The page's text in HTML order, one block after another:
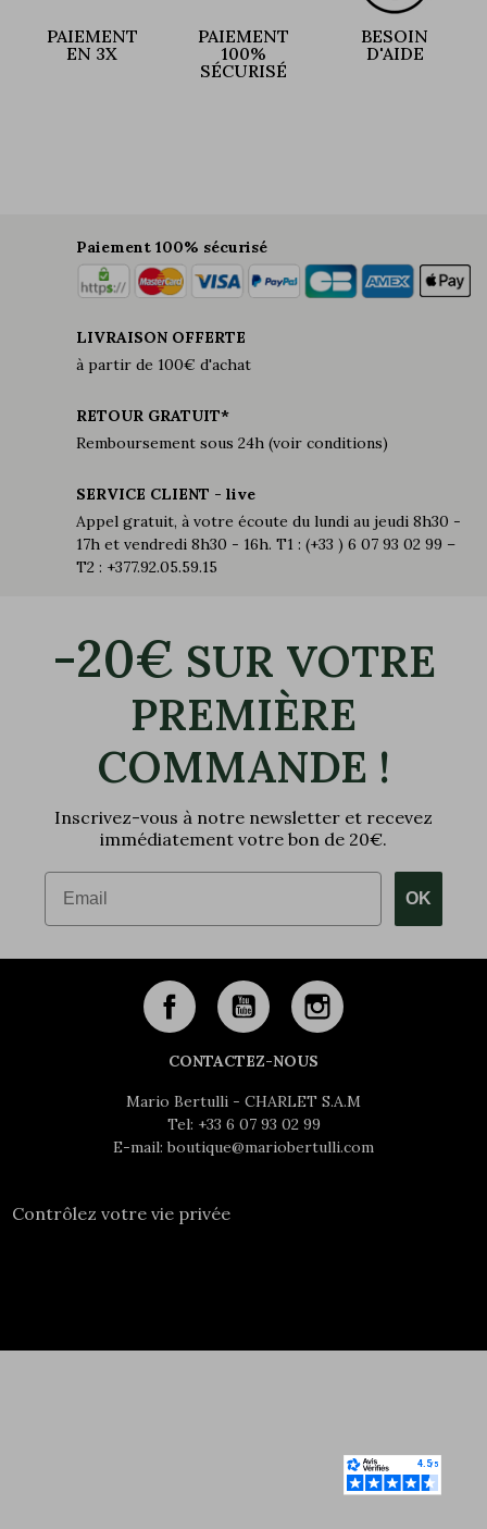
PAIEMENT
EN 3X
PAIEMENT
100%
SÉCURISÉ
BESOIN
D'AIDE
Paiement 100% sécurisé
LIVRAISON OFFERTE
à partir de 100€ d'achat
RETOUR GRATUIT*
Remboursement sous 24h (voir conditions)
SERVICE CLIENT - live
Appel gratuit, à votre écoute du lundi au jeudi 8h30 -
17h et vendredi 8h30 - 16h. T1 : (+33 ) 6 07 93 02 99 –
T2 : +377.92.05.59.15
-20€ SUR VOTRE
PREMIÈRE
COMMANDE !
Inscrivez-vous à notre newsletter et recevez
immédiatement votre bon de 20€.
Email
OK
CONTACTEZ-NOUS
Mario Bertulli - CHARLET S.A.M
Tel: +33 6 07 93 02 99
E-mail: boutique@mariobertulli.com
Contrôlez votre vie privée